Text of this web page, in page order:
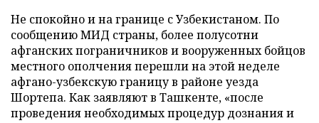
Не спокойно и на границе с Узбекистаном. По
сообщению МИД страны, более полусотни
афганских пограничников и вооруженных бойцов
местного ополчения перешли на этой неделе
афгано-узбекскую границу в районе уезда
Шортепа. Как заявляют в Ташкенте, «после
проведения необходимых процедур дознания и